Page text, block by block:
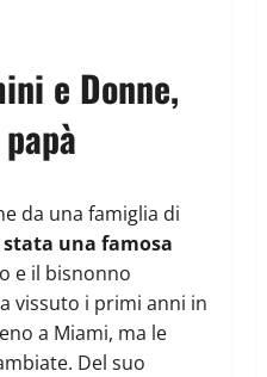
e Donne,
da una famiglia di
stata una famosa
e il bisnonno
vissuto i primi anni in
a Miami, ma le
Del suo